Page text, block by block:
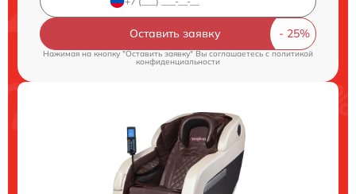
Оставить заявку
Нажимая на кнопку "Оставить заявку" Вы соглашаетесь cполитикой
конфиденциальности